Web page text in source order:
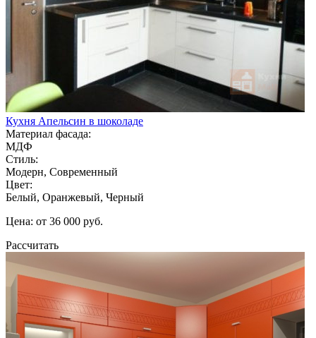
Кухня Апельсин в шоколаде
Материал фасада:
МДФ
Стиль:
Модерн, Современный
Цвет:
Белый, Оранжевый, Черный
Цена: от 36 000 руб.
Рассчитать